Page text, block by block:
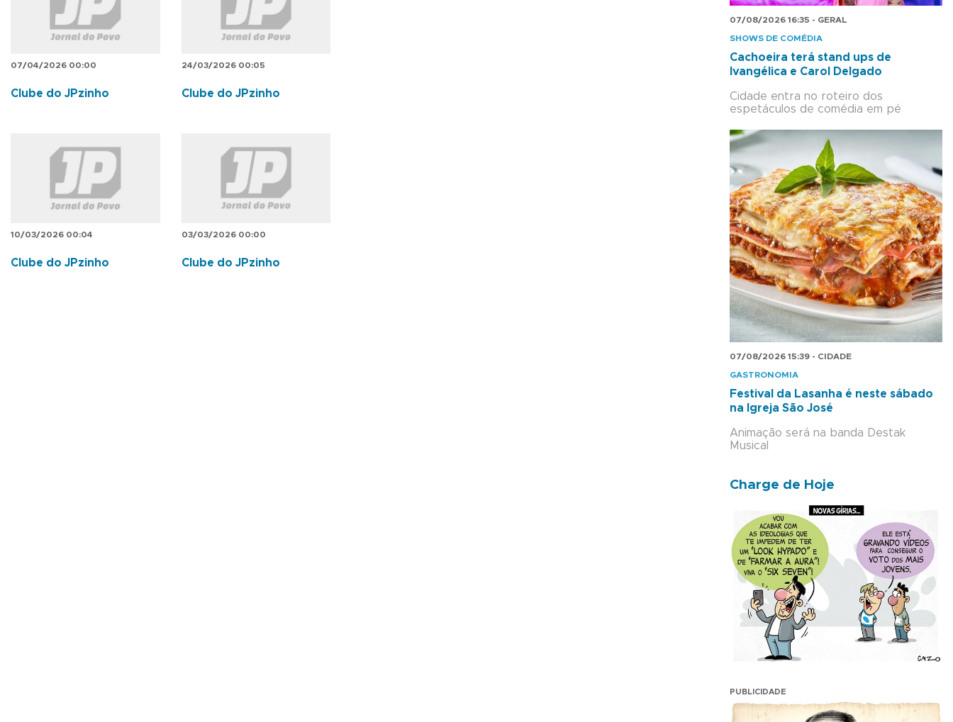
07/04/2026 00:00
Clube do JPzinho
24/03/2026 00:05
Clube do JPzinho
10/03/2026 00:04
Clube do JPzinho
03/03/2026 00:00
Clube do JPzinho
07/08/2026 16:35 - GERAL
SHOWS DE COMÉDIA
Cachoeira terá stand ups de
Ivangélica e Carol Delgado
Cidade entra no roteiro dos
espetáculos de comédia em pé
07/08/2026 15:39 - CIDADE
GASTRONOMIA
Festival da Lasanha é neste sábado
na Igreja São José
Animação será na banda Destak
Musical
Charge de Hoje
PUBLICIDADE